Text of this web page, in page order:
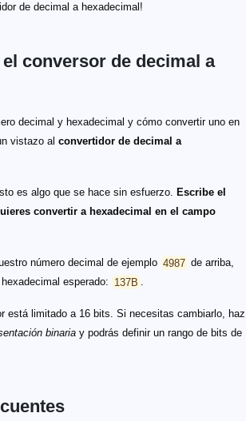
de decimal a hexadecimal!
conversor de decimal a
decimal y hexadecimal y cómo convertir uno en
vistazo al convertidor de decimal a
es algo que se hace sin esfuerzo. Escribe el
convertir a hexadecimal en el campo
número decimal de ejemplo 4987 de arriba,
esperado: 137B .
está limitado a 16 bits. Si necesitas cambiarlo, haz
binaria y podrás definir un rango de bits de